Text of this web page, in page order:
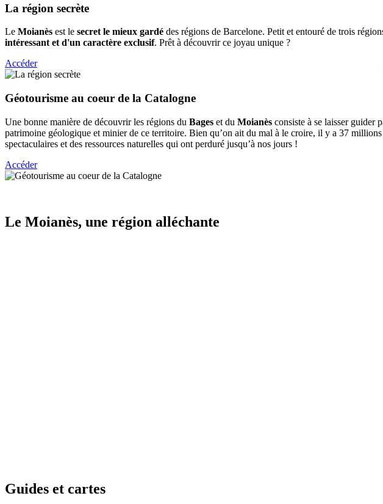
La région secrète
Le Moianès est le secret le mieux gardé des régions de Barcelone. Petit et entouré de trois
intéressant et d'un caractère exclusif. Prêt à découvrir ce joyau unique ?
Accéder
Géotourisme au coeur de la Catalogne
Une bonne manière de découvrir les régions du Bages et du Moianès consiste à se laisser guider
patrimoine géologique et minier de ce territoire. Bien qu’on ait du mal à le croire, il y a 37
spectaculaires et des ressources naturelles qui ont perduré jusqu’à nos jours !
Accéder
Le Moianès, une région alléchante
Guides et cartes